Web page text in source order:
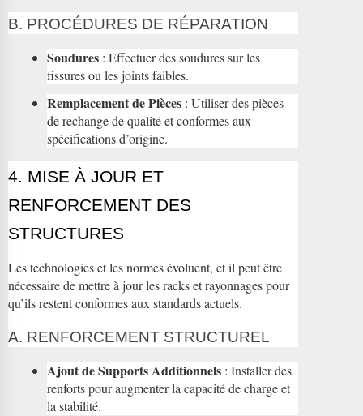
B. PROCÉDURES DE RÉPARATION
Soudures : Effectuer des soudures sur les
fissures ou les joints faibles.
Remplacement de Pièces : Utiliser des pièces
de rechange de qualité et conformes aux
spécifications d’origine.
4. MISE À JOUR ET
RENFORCEMENT DES
STRUCTURES
Les technologies et les normes évoluent, et il peut être
nécessaire de mettre à jour les racks et rayonnages pour
qu’ils restent conformes aux standards actuels.
A. RENFORCEMENT STRUCTUREL
Ajout de Supports Additionnels : Installer des
renforts pour augmenter la capacité de charge et
la stabilité.